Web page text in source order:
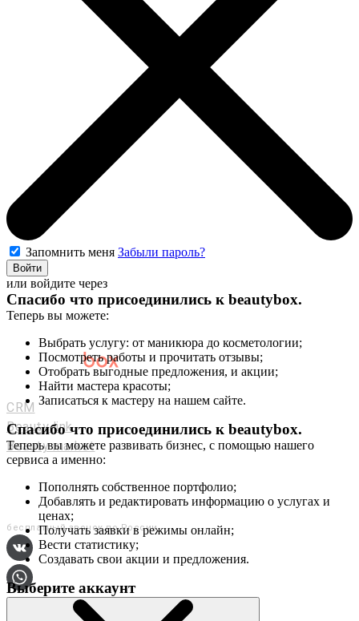
Мастерам и салонам
CRM
Beauty link
Beauty market
Приложение
Мы в соц. сетях
+7 (800) 551-80-29
бесплатный звонок по России
О сервисе
Запомнить меня Забыли пароль?
Войти
или войдите через
Спасибо что присоединились к beautybox.
Теперь вы можете:
Выбрать услугу: от маникюра до косметологии;
Посмотреть работы и прочитать отзывы;
Отобрать выгодные предложения, и акции;
Найти мастера красоты;
Записаться к мастеру на нашем сайте.
Спасибо что присоединились к beautybox.
Теперь вы можете развивать бизнес, с помощью нашего
сервиса а именно:
Пополнять собственное портфолио;
Добавлять и редактировать информацию о услугах и
ценах;
Получать заявки в режимы онлайн;
Вести статистику;
Создавать свои акции и предложения.
Выберите аккаунт